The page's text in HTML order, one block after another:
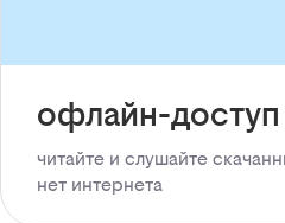
офлайн-доступ
читайте и слушайте
нет интернета